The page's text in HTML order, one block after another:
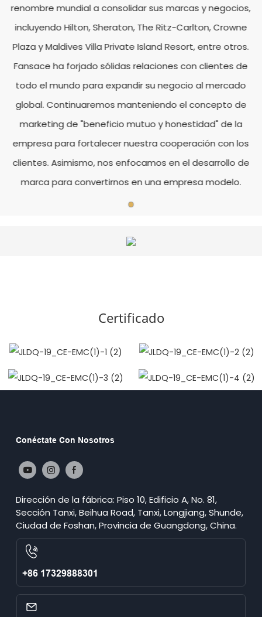
renombre mundial a consolidar sus marcas y negocios,
incluyendo Hilton, Sheraton, The Ritz-Carlton, Crowne
Plaza y Maldives Villa Private Island Resort, entre otros.
Fansace ha forjado sólidas relaciones con clientes de
todo el mundo para expandir su negocio al mercado
global. Continuaremos manteniendo el concepto de
marketing de "beneficio mutuo y honestidad" de la
empresa para fortalecer nuestra cooperación con los
clientes. Asimismo, nos enfocamos en el desarrollo de
marca para convertirnos en una empresa modelo.
Certificado
Conéctate Con Nosotros
Dirección de la fábrica: Piso 10, Edificio A, No. 81,
Sección Tanxi, Beihua Road, Tanxi, Longjiang, Shunde,
Ciudad de Foshan, Provincia de Guangdong, China.
+86 17329888301